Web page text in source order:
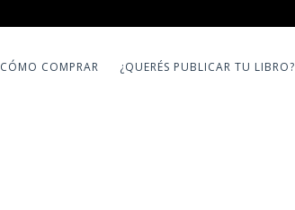
CÓMO COMPRAR ¿QUERÉS PUBLICAR TU LIBRO?